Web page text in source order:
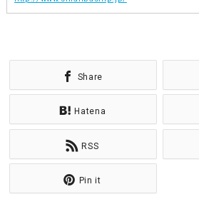
Share
Hatena
RSS
Pin it